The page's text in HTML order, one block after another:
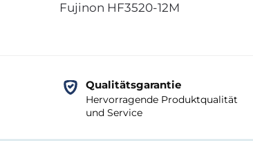
Fujinon HF3520-12M
Qualitätsgarantie
Hervorragende Produktqualität
und Service